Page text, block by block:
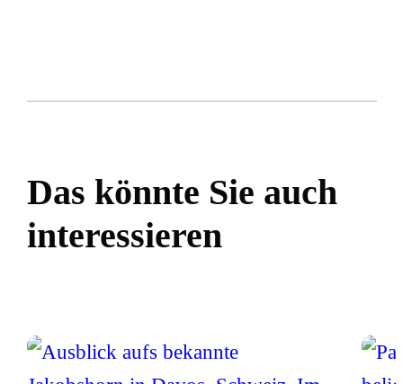
Das könnte Sie auch
interessieren